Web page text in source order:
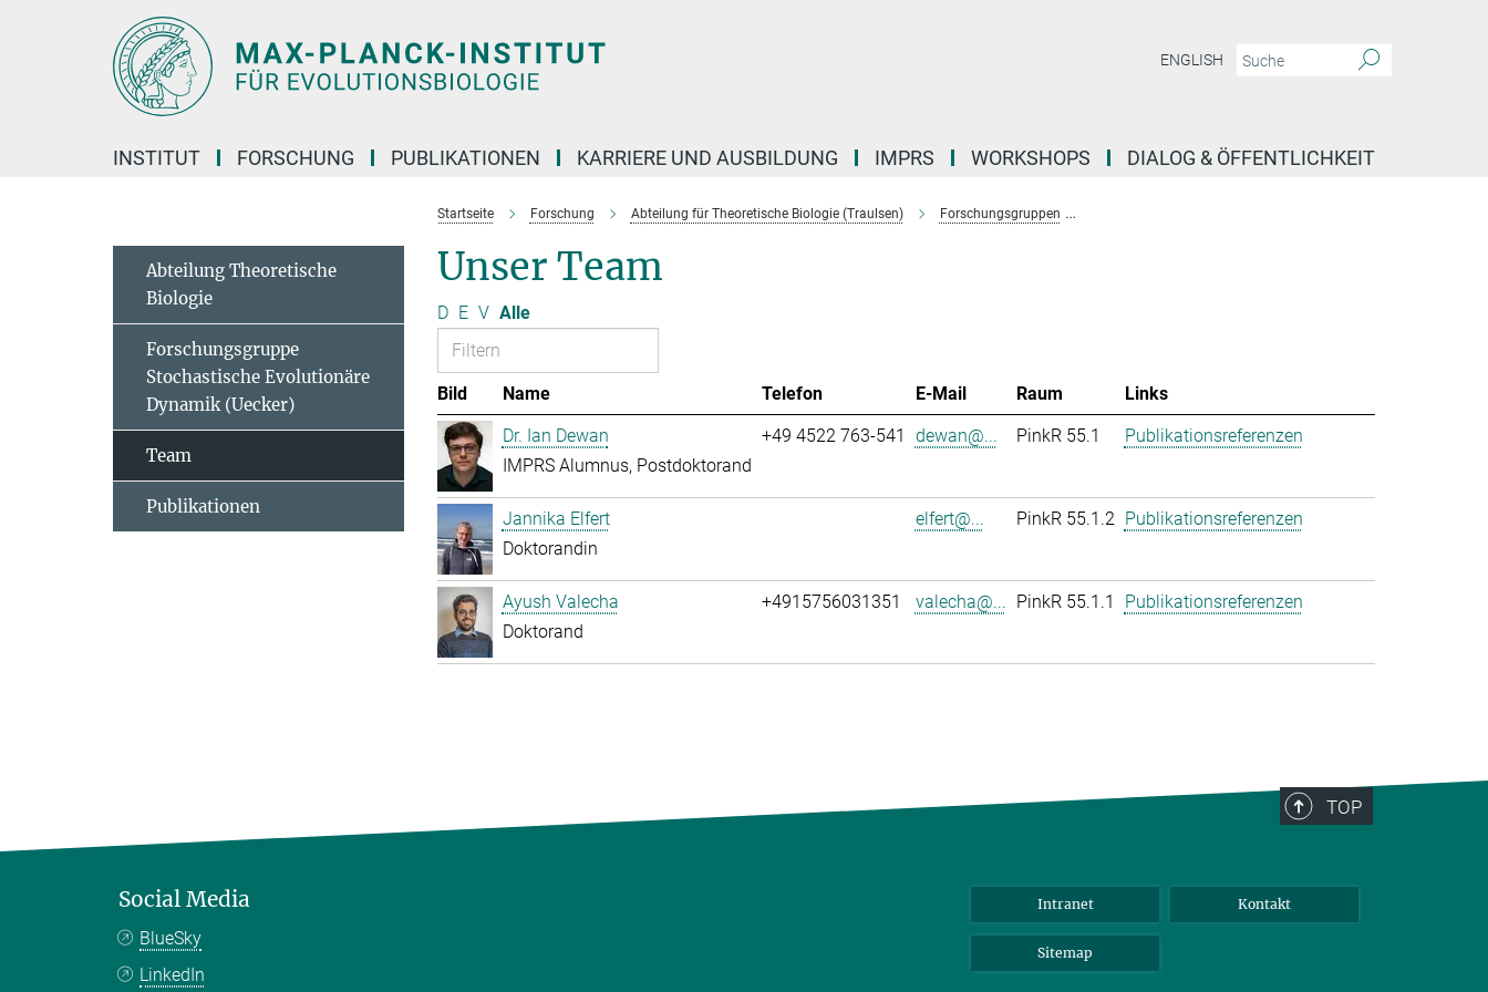
ENGLISH
INSTITUT FORSCHUNG PUBLIKATIONEN KARRIERE UND AUSBILDUNG IMPRS WORKSHOPS DIALOG & ÖFFENTLICHKEIT
Startseite Forschung Abteilung für Theoretische Biologie (Traulsen) Forschungsgruppen
Unser Team
D E V Alle
Bild Name Telefon E-Mail Raum
Links
Dr. Ian Dewan
IMPRS Alumnus, Postdoktorand
+49 4522 763-541 dewan@... PinkR 55.1 Publikationsreferenzen
Jannika Elfert
Doktorandin
elfert@... PinkR 55.1.2 Publikationsreferenzen
Ayush Valecha
Doktorand
+4915756031351 valecha@... PinkR 55.1.1 Publikationsreferenzen
Abteilung Theoretische
Biologie
Forschungsgruppe
Stochastische Evolutionäre
Dynamik (Uecker)
Team
Publikationen
TOP
Social Media
BlueSky
LinkedIn
Intranet Kontakt
Sitemap